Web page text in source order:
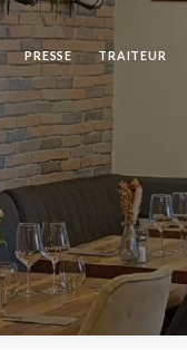
PRESSE TRAITEUR